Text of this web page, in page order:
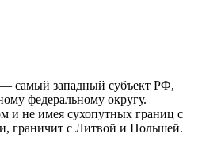
— самый западный субъект РФ,
федеральному округу.
и не имея сухопутных границ с
граничит с Литвой и Польшей.